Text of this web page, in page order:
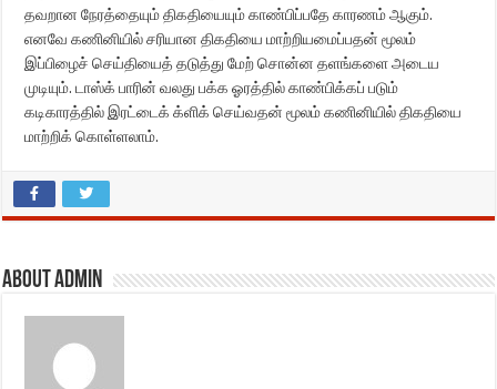
தவறான நேரத்தையும் திகதியையும் காண்பிப்பதே காரணம் ஆகும்.
எனவே கணினியில் சரியான திகதியை மாற்றியமைப்பதன் மூலம்
இப்பிழைச் செய்தியைத் தடுத்து மேற் சொன்ன தளங்களை அடைய
முடியும். டாஸ்க் பாரின் வலது பக்க ஓரத்தில் காண்பிக்கப் படும்
கடிகாரத்தில் இரட்டைக் க்ளிக் செய்வதன் மூலம் கணினியில் திகதியை
மாற்றிக் கொள்ளலாம்.
About admin